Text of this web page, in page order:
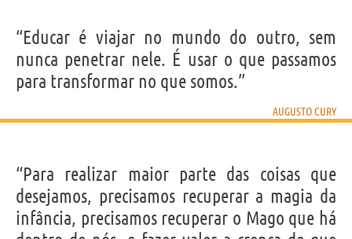
“Educar é viajar no mundo do outro, sem
nunca penetrar nele. É usar o que passamos
para transformar no que somos.”
AUGUSTO CURY
“Para realizar maior parte das coisas que
desejamos, precisamos recuperar a magia da
infância, precisamos recuperar o Mago que há